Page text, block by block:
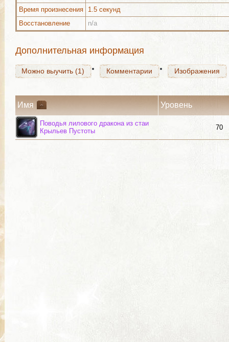
Время произнесения
1.5 секунд
Восстановление
n/a
Дополнительная информация
Можно выучить (1) Комментарии Изображения
Можно выучить (1) Комментарии Изображения
Имя Уровень
Поводья лилового дракона из стаи
Крыльев Пустоты
70